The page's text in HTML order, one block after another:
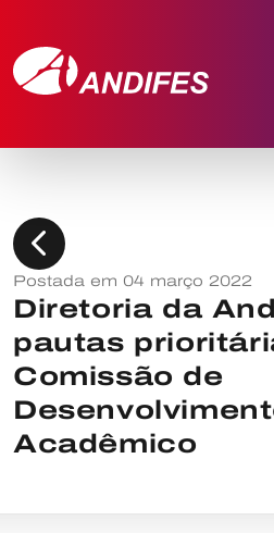
chevron_left
Postada em 04 março 2022
Diretoria da
pautas
Comissão de
Acadêmico